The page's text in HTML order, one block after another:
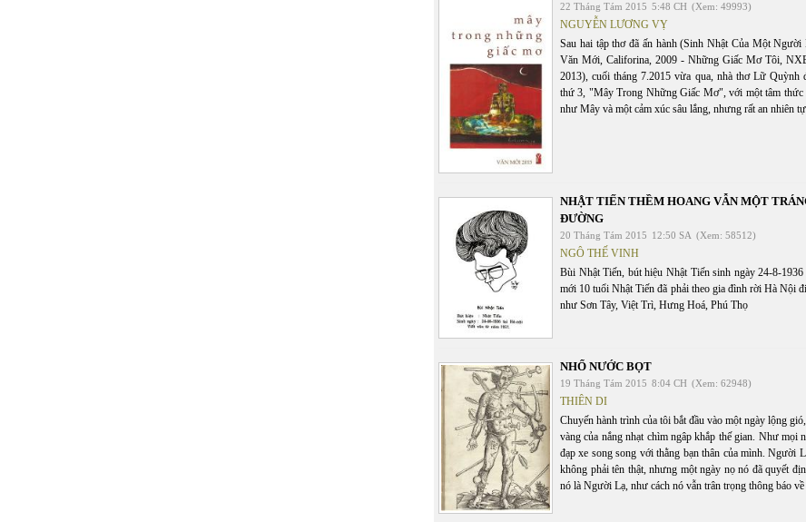
22 Tháng Tám 2015 5:48 CH (Xem: 49993)
NGUYỄN LƯƠNG VỴ
Sau hai tập thơ đã ấn hành (Sinh Nhật Của Một
Văn Mới, Califorina, 2009 - Những Giấc Mơ Tôi,
2013), cuối tháng 7.2015 vừa qua, nhà thơ Lữ Quỳnh
thứ 3, "Mây Trong Những Giấc Mơ", với một tâm thức
như Mây và một cảm xúc sâu lắng, nhưng rất an nhiên
NHẬT TIẾN THỀM HOANG VẪN MỘT
ĐƯỜNG
20 Tháng Tám 2015 12:50 SA (Xem: 58512)
NGÔ THẾ VINH
Bùi Nhật Tiến, bút hiệu Nhật Tiến sinh ngày 24-8-
mới 10 tuổi Nhật Tiến đã phải theo gia đình rời Hà Nội
như Sơn Tây, Việt Trì, Hưng Hoá, Phú Thọ
NHỔ NƯỚC BỌT
19 Tháng Tám 2015 8:04 CH (Xem: 62948)
THIÊN DI
Chuyến hành trình của tôi bắt đầu vào một ngày lộng
vàng của nắng nhạt chìm ngâp khắp thế gian. Như mọi
đạp xe song song với thằng bạn thân của mình. Người
không phải tên thật, nhưng một ngày nọ nó đã quyết
nó là Người Lạ, như cách nó vẫn trân trọng thông báo